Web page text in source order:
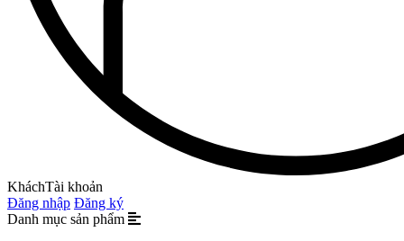
KháchTài khoản
Đăng nhập Đăng ký
Danh mục sản phẩm